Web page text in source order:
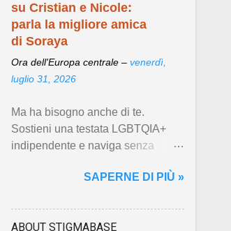
su Cristian e Nicole:
parla la migliore amica
di Soraya
Ora dell'Europa centrale – venerdì,
luglio 31, 2026
Ma ha bisogno anche di te.
Sostieni una testata LGBTQIA+
indipendente e naviga senza
SAPERNE DI PIÙ »
ABOUT STIGMABASE